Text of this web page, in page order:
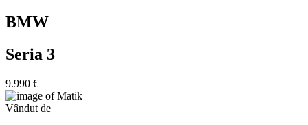
BMW
Seria 3
9.990 €
Vândut de